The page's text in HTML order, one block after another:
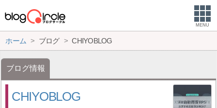
MENU
ホーム ブログ CHIYOBLOG
ブログ情報
CHIYOBLOG